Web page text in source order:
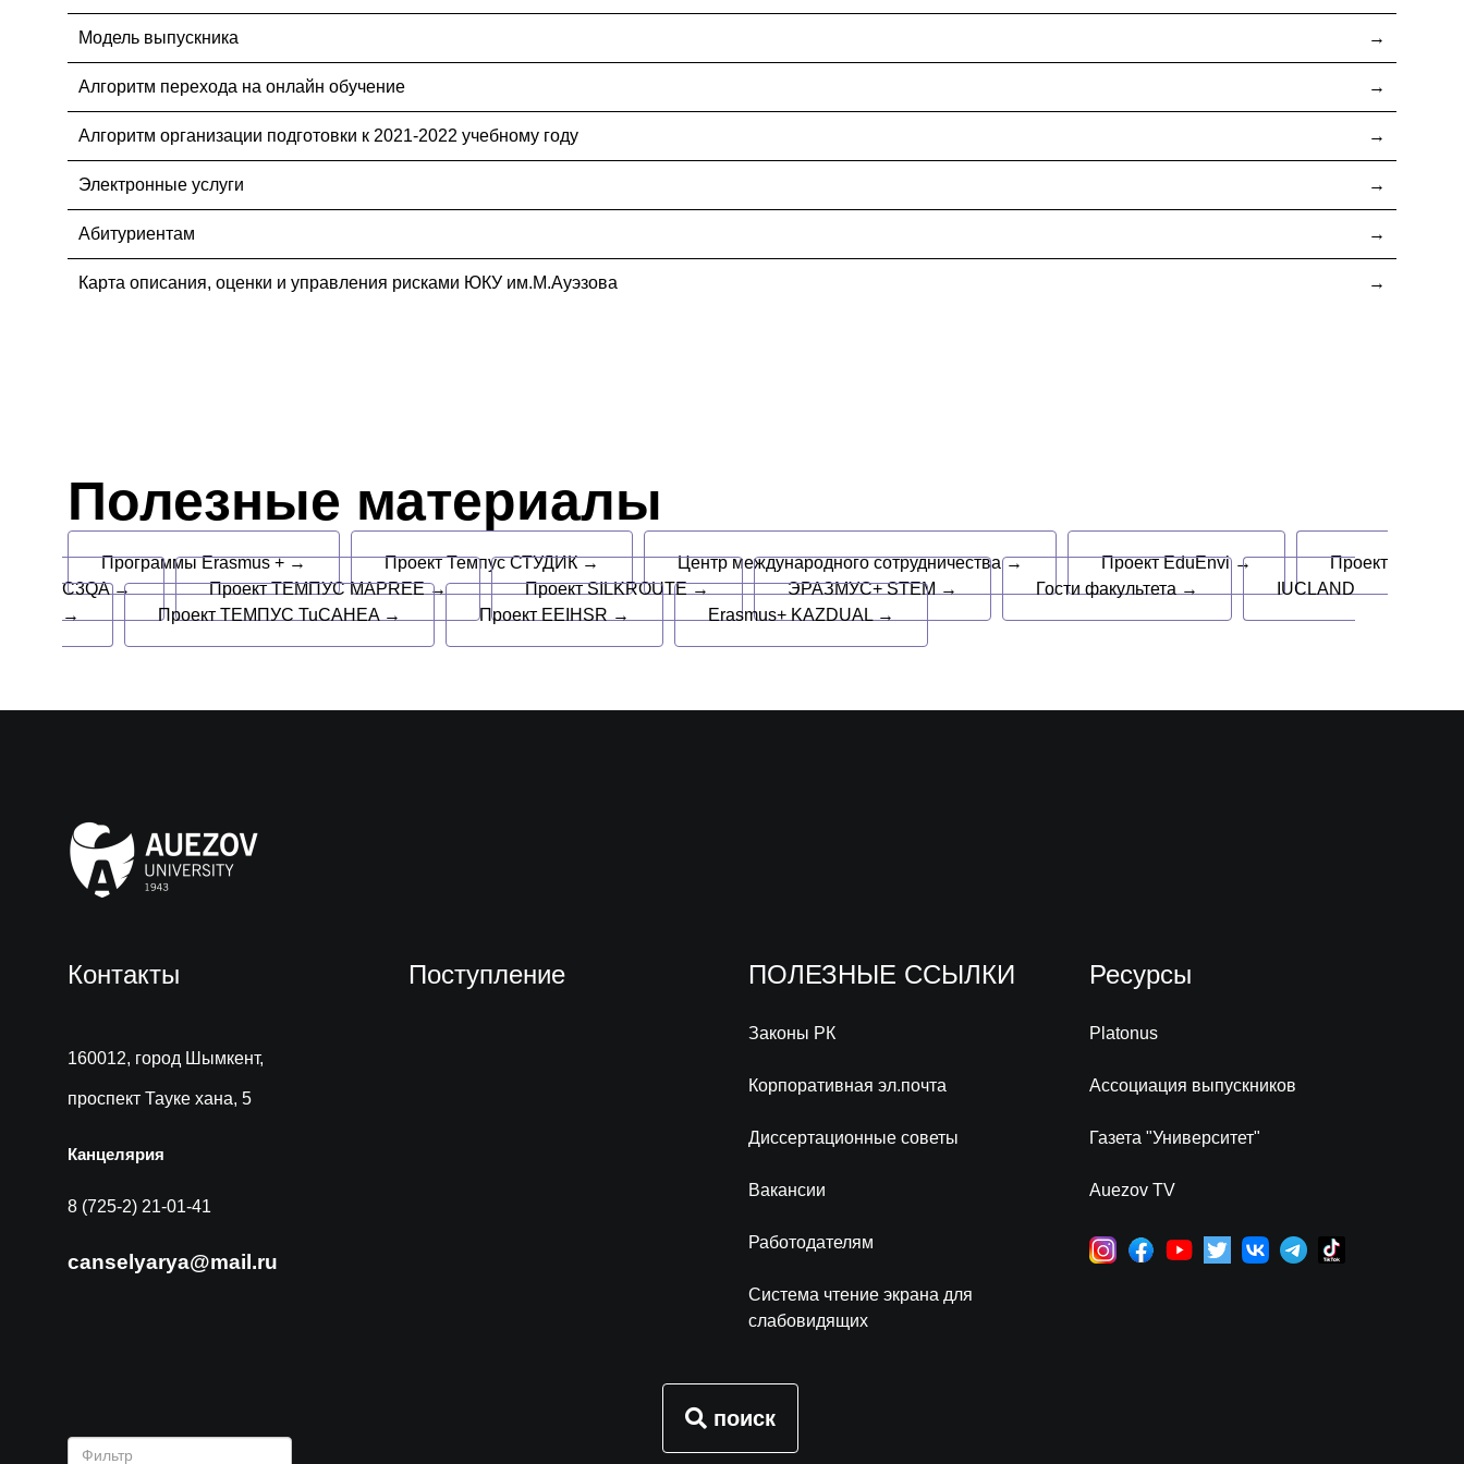
Модель выпускника
Алгоритм перехода на онлайн обучение
Алгоритм организации подготовки к 2021-2022 учебному году
Электронные услуги
Абитуриентам
Карта описания, оценки и управления рисками ЮКУ им.М.Ауэзова
Полезные материалы
Программы Erasmus + → Проект Темпус СТУДИК → Центр международного сотрудничества → Проект EduEnvi →
Проект
C3QA →
Проект ТЕМПУС MAPREE → Проект SILKROUTE → ЭРАЗМУС+ STEM → Гости факультета →
IUCLAND
→
Проект ТЕМПУС TuCAHEA → Проект EEIHSR → Erasmus+ KAZDUAL →
Контакты
160012, город Шымкент,
проспект Тауке хана, 5
Канцелярия
8 (725-2) 21-01-41
canselyarya@mail.ru
Поступление ПОЛЕЗНЫЕ ССЫЛКИ
Законы РК
Корпоративная эл.почта
Диссертационные советы
Вакансии
Работодателям
Система чтение экрана для
слабовидящих
Ресурсы
Platonus
Ассоциация выпускников
Газета "Университет"
Auezov TV
поиск